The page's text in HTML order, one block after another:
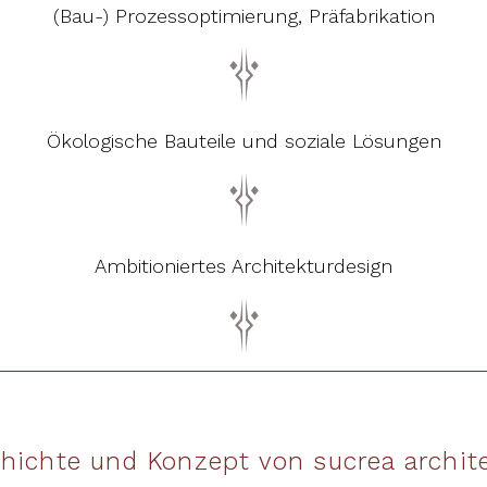
(Bau-) Prozessoptimierung, Präfabrikation
Ökologische Bauteile und soziale Lösungen
Ambitioniertes Architekturdesign
und Konzept von sucrea